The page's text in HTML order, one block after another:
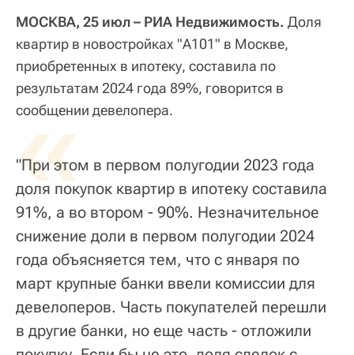
МОСКВА, 25 июл – РИА Недвижимость. Доля
квартир в новостройках "А101" в Москве,
приобретенных в ипотеку, составила по
результатам 2024 года 89%, говорится в
сообщении девелопера.
«
"При этом в первом полугодии 2023 года
доля покупок квартир в ипотеку составила
91%, а во втором - 90%. Незначительное
снижение доли в первом полугодии 2024
года объясняется тем, что с января по
март крупные банки ввели комиссии для
девелоперов. Часть покупателей перешли
в другие банки, но еще часть - отложили